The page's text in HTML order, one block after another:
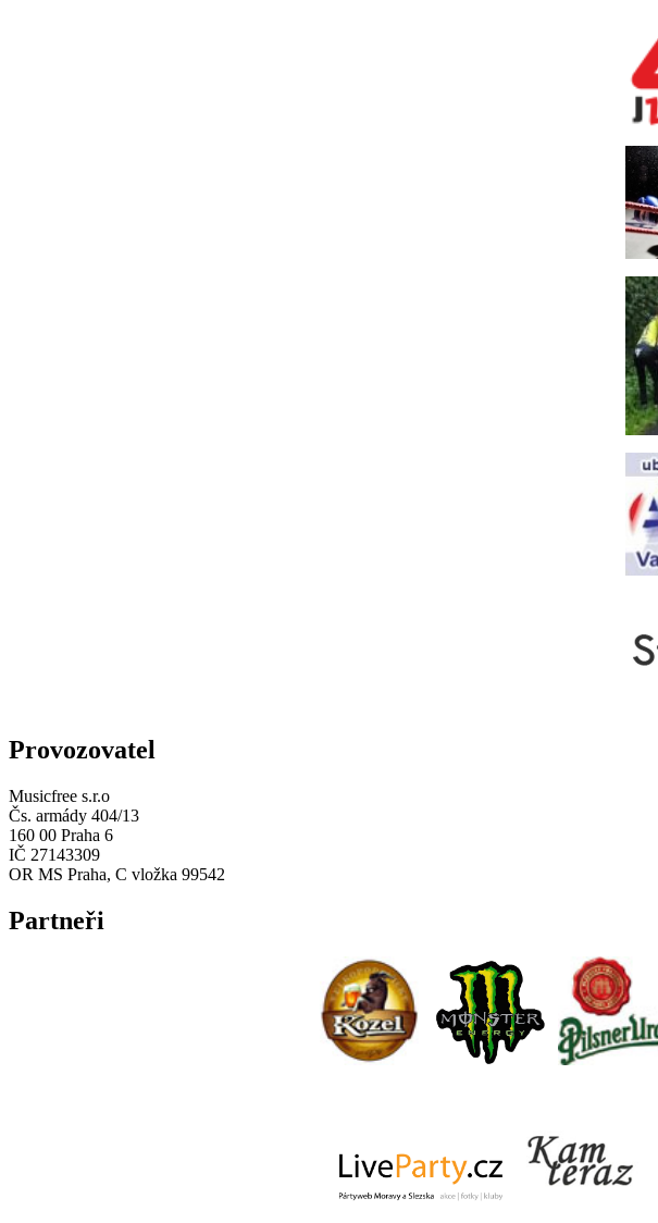
Provozovatel
Musicfree s.r.o
Čs. armády 404/13
160 00 Praha 6
IČ 27143309
OR MS Praha, C vložka 99542
Partneři